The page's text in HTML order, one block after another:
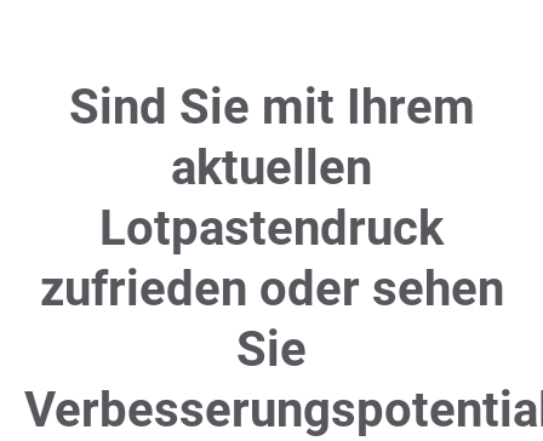
persönlicher Beratung.
Sind Sie mit Ihrem
aktuellen
Lotpastendruck
zufrieden oder sehen
Sie